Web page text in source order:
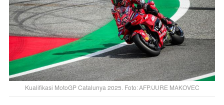
Kualifikasi MotoGP Catalunya 2025. Foto: AFP/JURE MAKOVEC